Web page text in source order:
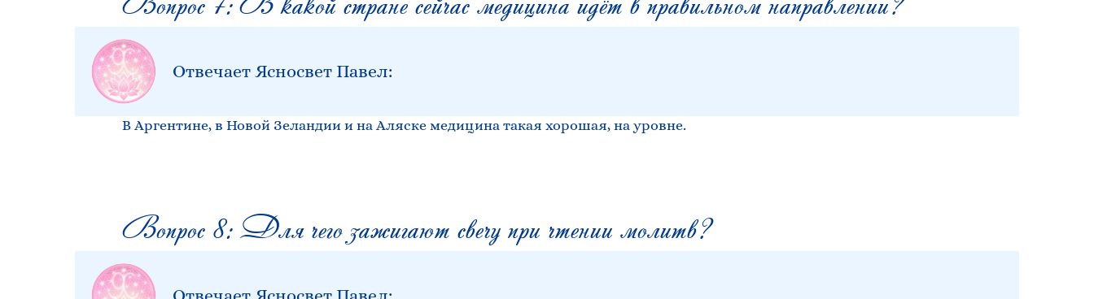
Отвечает Ясносвет Павел:
В Аргентине, в Новой Зеландии и на Аляске медицина такая хорошая, на уровне.
Вопрос 8: Для чего зажигают свечу при чтении молитв?